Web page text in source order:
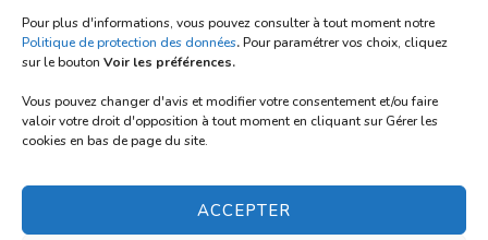
Pour plus d'informations, vous pouvez consulter à tout moment notre
Politique de protection des données.Pour paramétrer vos choix, cliquez
sur le bouton Voir les préférences.
Vous pouvez changer d'avis et modifier votre consentement et/ou faire
valoir votre droit d'opposition à tout moment en cliquant sur Gérer les
cookies en bas de page du site.
ACCEPTER
11 rue Abélard
59000 LILLE
Mail : contact@majt-lille.org
Nous suivre